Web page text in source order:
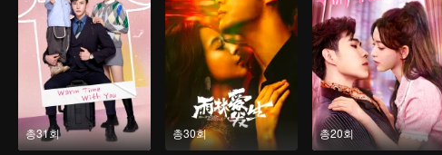
총31회 총30회 총20회